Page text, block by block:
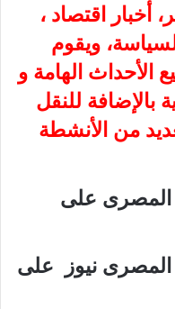
أخبار اقتصاد ،
ويقوم
الأحداث الهامة و
بالإضافة للنقل
من الأنشطة
المصرى على
المصرى نيوز على